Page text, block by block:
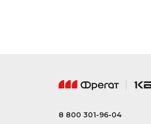
8 800 301-96-04